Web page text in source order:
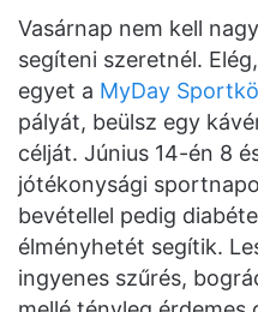
Vasárnap nem kell
segíteni szeretnél.
egyet a MyDay
pályát, beülsz egy
célját. Június 14-én 8
jótékonysági
bevétellel pedig
élményhetét segítik.
ingyenes szűrés,